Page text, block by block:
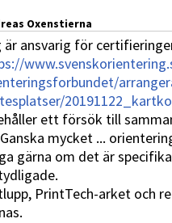
Oxenstierna
är ansvarig för
ett försök till
mycket ...
gärna om det är
PrintTech-arket och